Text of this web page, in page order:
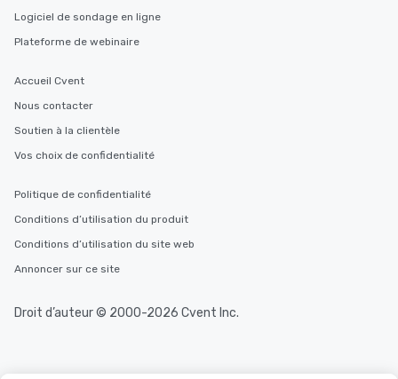
Logiciel de sondage en ligne
Plateforme de webinaire
Accueil Cvent
Nous contacter
Soutien à la clientèle
Vos choix de confidentialité
Politique de confidentialité
Conditions d’utilisation du produit
Conditions d’utilisation du site web
Annoncer sur ce site
Droit d’auteur © 2000-2026 Cvent Inc.